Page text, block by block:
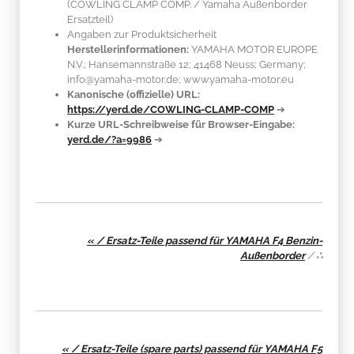
(COWLING CLAMP COMP. / Yamaha Außenborder
Ersatzteil)
Angaben zur Produktsicherheit
Herstellerinformationen: YAMAHA MOTOR EUROPE
N.V.; Hansemannstraße 12; 41468 Neuss; Germany;
info@yamaha-motor.de; www.yamaha-motor.eu
Kanonische (offizielle) URL:
https://yerd.de/COWLING-CLAMP-COMP ➔
Kurze URL-Schreibweise für Browser-Eingabe:
yerd.de/?a=9986 ➔
« / Ersatz-Teile passend für YAMAHA F4 Benzin-
Außenborder/∴
« / Ersatz-Teile (spare parts) passend für YAMAHA F5